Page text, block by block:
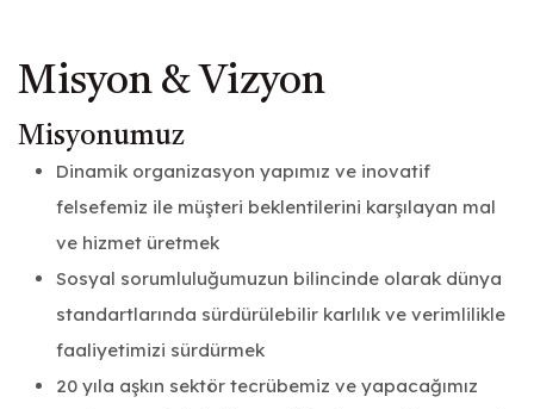
Misyon & Vizyon
Misyonumuz
Dinamik organizasyon yapımız ve inovatif
felsefemiz ile müşteri beklentilerini karşılayan mal
ve hizmet üretmek
Sosyal sorumluluğumuzun bilincinde olarak dünya
standartlarında sürdürülebilir karlılık ve verimlilikle
faaliyetimizi sürdürmek
20 yıla aşkın sektör tecrübemiz ve yapacağımız